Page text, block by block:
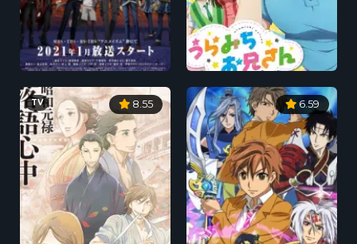
6.59
8.55
TV